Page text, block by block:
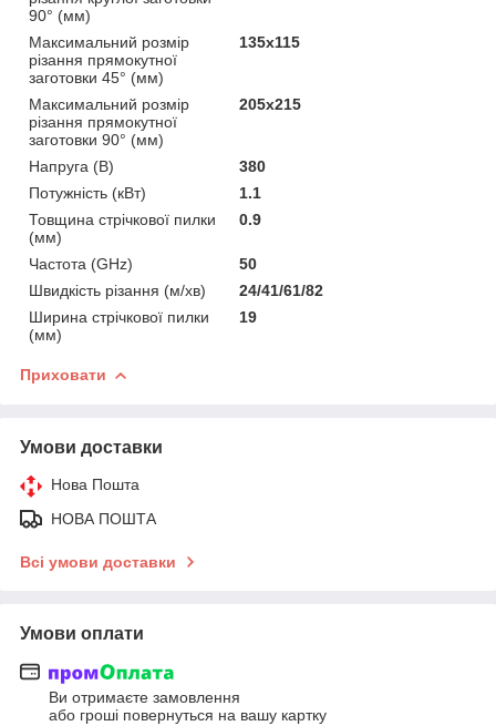
90° (мм)
Максимальний розмір
різання прямокутної
заготовки 45° (мм)
135х115
Максимальний розмір
різання прямокутної
заготовки 90° (мм)
205х215
Напруга (В)
380
Потужність (кВт)
1.1
Товщина стрічкової пилки
(мм)
0.9
Частота (GHz)
50
Швидкість різання (м/хв)
24/41/61/82
Ширина стрічкової пилки
(мм)
19
Приховати
Умови доставки
Нова Пошта
НОВА ПОШТА
Всі умови доставки
Умови оплати
Ви отримаєте замовлення
або гроші повернуться на вашу картку